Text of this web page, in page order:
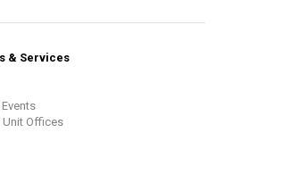
& Services
Unit Offices